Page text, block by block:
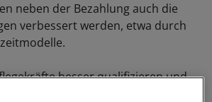
neben der Bezahlung auch die
verbessert werden, etwa durch
besser qualifizieren und